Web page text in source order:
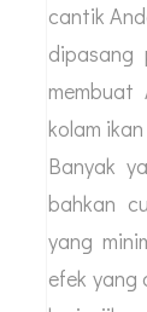
cantik
dipasang
membuat
kolam
Banyak
bahkan
yang
efek yang